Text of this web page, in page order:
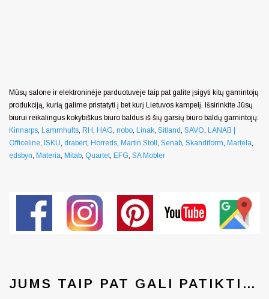
Mūsų salone ir elektroninėje parduotuvėje taip pat galite įsigyti kitų gamintojų
produkciją, kurią galime pristatyti į bet kurį Lietuvos kampelį. Išsirinkite Jūsų
biurui reikalingus kokybiškus biuro baldus iš šių garsių biuro baldų gamintojų:
Kinnarps, Lammhults, RH, HAG, nobo, Linak, Sitland, SAVO, LANAB |
Officeline, ISKU, drabert, Horreds, Martin Stoll , Senab, Skandiform, Martela,
edsbyn, Materia, Mitab, Quartet, EFG, SA Mobler
JUMS TAIP PAT GALI PATIKTI…